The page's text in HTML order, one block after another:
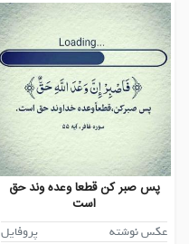
پس صبر کن قطعا وعده وند حق
است
عکس نوشته
پروفایل